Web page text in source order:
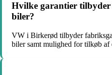
Hvilke garantier
biler?
VW i Birkerød tilbyder
biler samt mulighed for tilkøb af